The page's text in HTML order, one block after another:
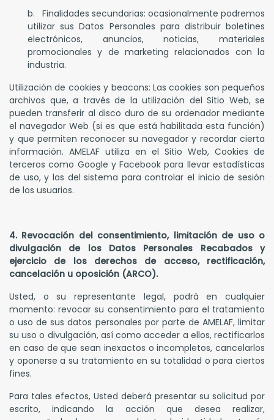
b. Finalidades secundarias: ocasionalmente podremos
utilizar sus Datos Personales para distribuir boletines
electrónicos, anuncios, noticias, materiales
promocionales y de marketing relacionados con la
industria.
Utilización de cookies y beacons: Las cookies son pequeños
archivos que, a través de la utilización del Sitio Web, se
pueden transferir al disco duro de su ordenador mediante
el navegador Web (si es que está habilitada esta función)
y que permiten reconocer su navegador y recordar cierta
información. AMELAF utiliza en el Sitio Web, Cookies de
terceros como Google y Facebook para llevar estadísticas
de uso, y las del sistema para controlar el inicio de sesión
de los usuarios.
4. Revocación del consentimiento, limitación de uso o
divulgación de los Datos Personales Recabados y
ejercicio de los derechos de acceso, rectificación,
cancelación u oposición (ARCO).
Usted, o su representante legal, podrá en cualquier
momento: revocar su consentimiento para el tratamiento
o uso de sus datos personales por parte de AMELAF, limitar
su uso o divulgación, así como acceder a ellos, rectificarlos
en caso de que sean inexactos o incompletos, cancelarlos
y oponerse a su tratamiento en su totalidad o para ciertos
fines.
Para tales efectos, Usted deberá presentar su solicitud por
escrito, indicando la acción que desea realizar,